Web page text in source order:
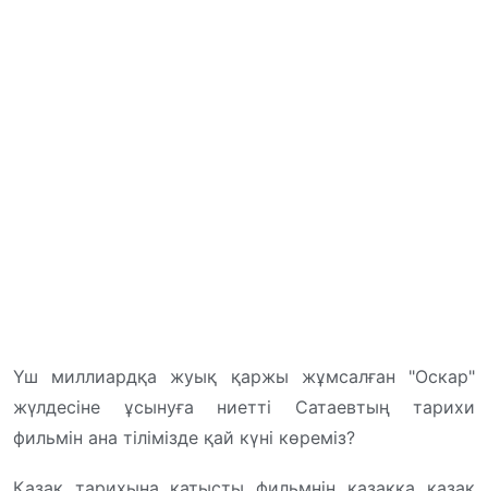
Үш миллиардқа жуық қаржы жұмсалған "Оскар"
жүлдесіне ұсынуға ниетті Сатаевтың тарихи
фильмін ана тілімізде қай күні көреміз?